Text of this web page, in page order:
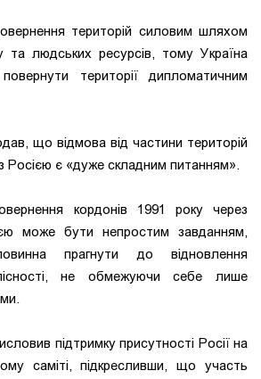
територій силовим шляхом
та людських ресурсів, тому Україна
території дипломатичним
що відмова від частини територій
з Росією є «дуже складним питанням».
кордонів 1991 року через
може бути непростим завданням,
прагнути до відновлення
не обмежуючи себе лише
підтримку присутності Росії на
саміті, підкресливши, що участь